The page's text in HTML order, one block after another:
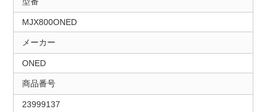
MJX800ONED
メーカー
ONED
商品番号
23999137